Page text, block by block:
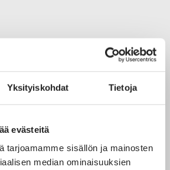
Yksityiskohdat Tietoja
evästeitä
tarjoamamme sisällön ja mainosten
median ominaisuuksien